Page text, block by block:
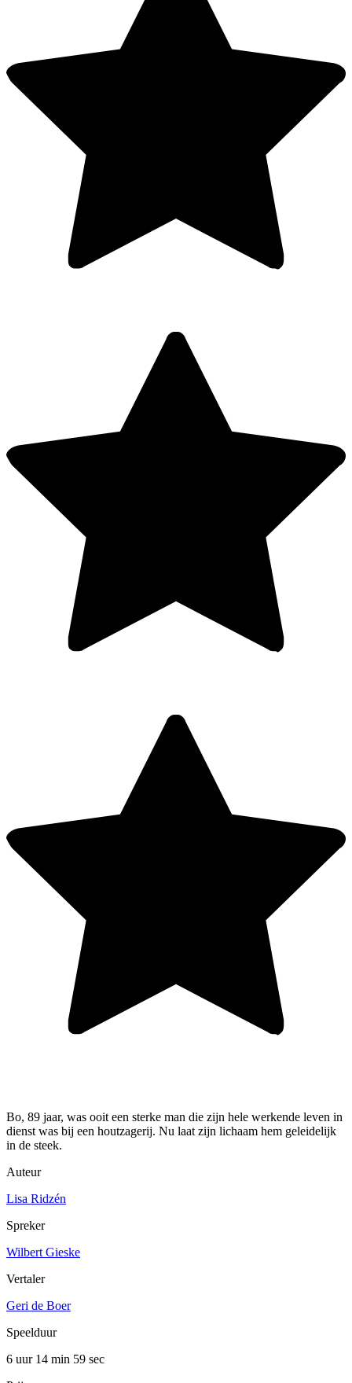
Bo, 89 jaar, was ooit een sterke man die zijn hele werkende leven in
dienst was bij een houtzagerij. Nu laat zijn lichaam hem geleidelijk
in de steek.
Auteur
Lisa Ridzén
Spreker
Wilbert Gieske
Vertaler
Geri de Boer
Speelduur
6 uur 14 min 59 sec